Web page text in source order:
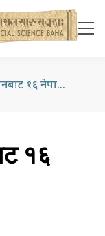
गोरखपुर रेलवे स्टेशनबाट १६ नेपाली बालकको उद्धार
१६